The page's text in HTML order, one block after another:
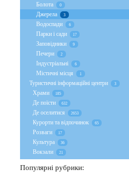
Болота 0
Джерела 3
Водоспади 6
Парки і сади 17
Заповідники 9
Печери 2
Індустріальні 6
Містичні місця 1
Туристичні інформаційні центри 3
Храми 185
Де поїсти 632
Де оселитися 2653
Курорти та відпочинок 65
Розваги 17
Культура 36
Вокзали 21
Популярні рубрики: